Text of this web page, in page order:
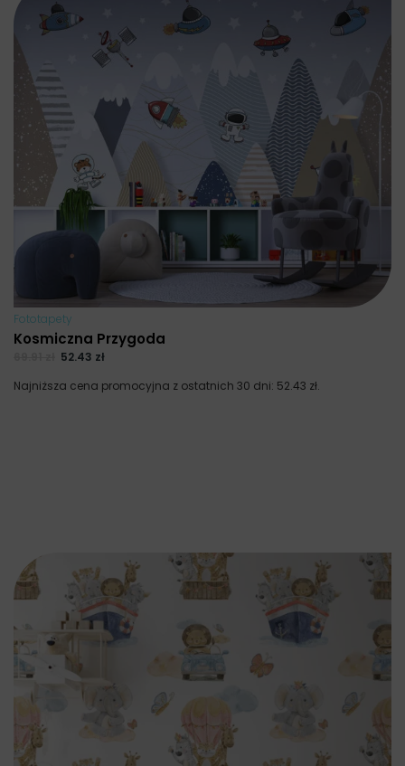
Fototapety
Kosmiczna Przygoda
52.43 zł
Najniższa cena promocyjna z ostatnich 30 dni: 52.43 zł.